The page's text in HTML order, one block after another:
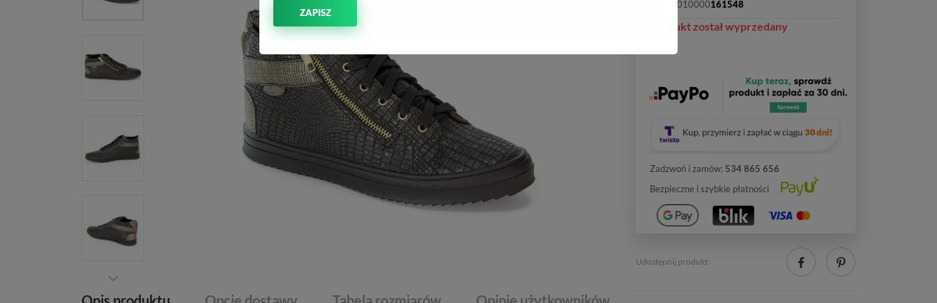
2010000161548
Produkt został wyprzedany
Zadzwoń i zamów: 534 865 656
Bezpieczne i szybkie płatności
Udostępnij produkt:
ZAPISZ